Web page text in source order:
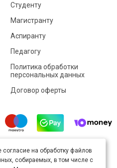
Студенту
Магистранту
Аспиранту
Педагогу
Политика обработки
персональных данных
Договор оферты
доступно полицензии Creative
(«Атрибуция») 4.0
на обработку файлов
собираемых, в том числе с